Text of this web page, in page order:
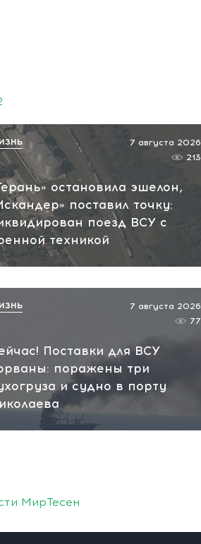
остановила эшелон,
поставил точку:
поезд ВСУ с
техникой
7 августа 2026
213
Поставки для ВСУ
поражены три
и судно в порту
7 августа 2026
77
МирТесен